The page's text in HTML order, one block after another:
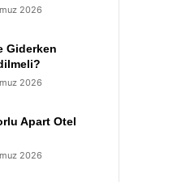
2026
Giderken
2026
Apart Otel
2026